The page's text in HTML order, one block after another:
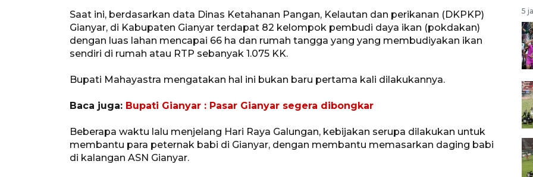
Saat ini, berdasarkan data Dinas Ketahanan Pangan, Kelautan dan perikanan (DKPKP)
Gianyar, di Kabupaten Gianyar terdapat 82 kelompok pembudi daya ikan (pokdakan)
dengan luas lahan mencapai 66 ha dan rumah tangga yang yang membudiyakan ikan
sendiri di rumah atau RTP sebanyak 1.075 KK.
Bupati Mahayastra mengatakan hal ini bukan baru pertama kali dilakukannya.
Baca juga: Bupati Gianyar : Pasar Gianyar segera dibongkar
Beberapa waktu lalu menjelang Hari Raya Galungan, kebijakan serupa dilakukan untuk
membantu para peternak babi di Gianyar, dengan membantu memasarkan daging babi
di kalangan ASN Gianyar.
5